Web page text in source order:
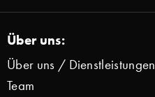
Über uns:
Über uns / Dienstleistungen
Team